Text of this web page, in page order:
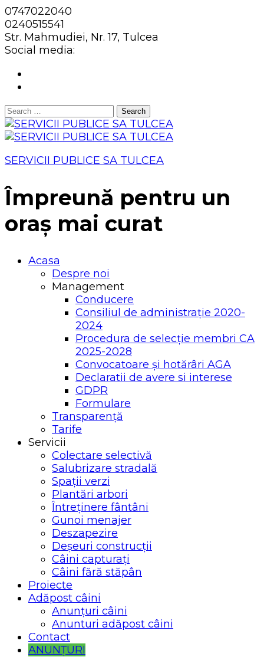
0747022040
0240515541
Str. Mahmudiei, Nr. 17, Tulcea
Social media:
Search
for:
SERVICII PUBLICE SA TULCEA
Împreună pentru un
oraș mai curat
Acasa
Despre noi
Management
Conducere
Consiliul de administrație 2020-
2024
Procedura de selecție membri CA
2025-2028
Convocatoare și hotărâri AGA
Declaratii de avere si interese
GDPR
Formulare
Transparență
Tarife
Servicii
Colectare selectivă
Salubrizare stradală
Spații verzi
Plantări arbori
Întreținere fântâni
Gunoi menajer
Deszapezire
Deșeuri construcții
Câini capturați
Câini fără stăpân
Proiecte
Adăpost câini
Anunțuri câini
Anunturi adăpost câini
Contact
ANUNȚURI